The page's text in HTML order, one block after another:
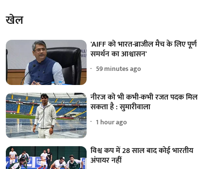
खेल
'AIFF को भारत-ब्राजील मैच के लिए पूर्ण
समर्थन का आश्वासन'
59 minutes ago
नीरज को भी कभी-कभी रजत पदक मिल
सकता है : सुमारीवाला
1 hour ago
विश्व कप में 28 साल बाद कोई भारतीय
अंपायर नहीं